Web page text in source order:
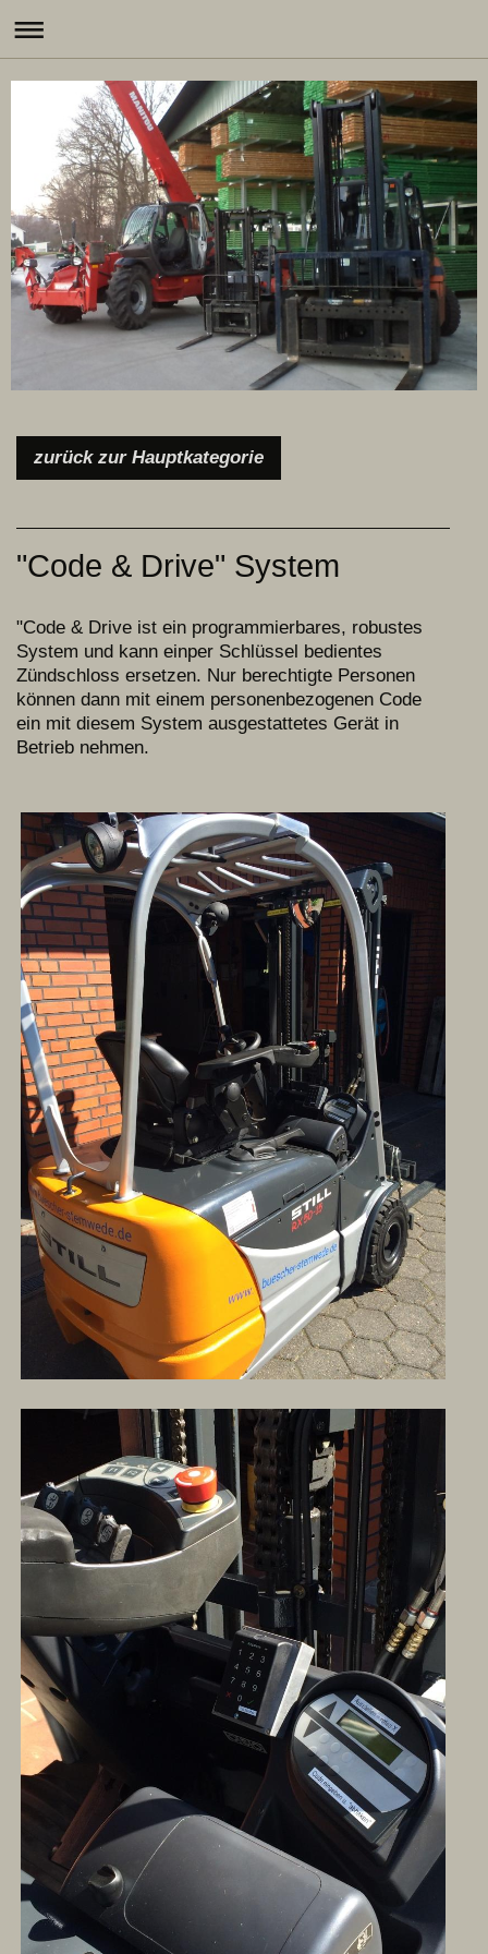
zurück zur Hauptkategorie
"Code & Drive" System
"Code & Drive ist ein programmierbares, robustes
System und kann einper Schlüssel bedientes
Zündschloss ersetzen. Nur berechtigte Personen
können dann mit einem personenbezogenen Code
ein mit diesem System ausgestattetes Gerät in
Betrieb nehmen.